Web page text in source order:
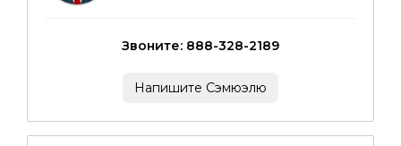
Звоните: 888-328-2189
Напишите Сэмюэлю